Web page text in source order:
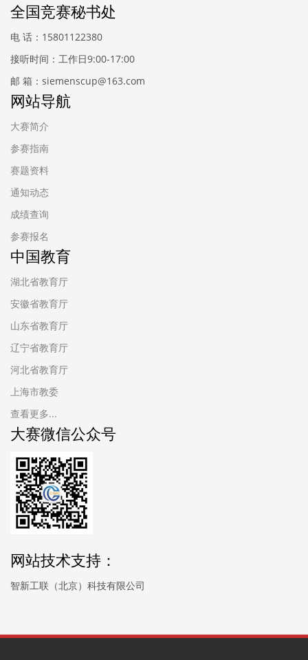
全国竞赛秘书处
电 话：15801122380
接听时间：工作日9:00-17:00
邮 箱：siemenscup@163.com
网站导航
大赛简介
参赛指南
赛题资料
通知动态
成绩查询
参赛报名
中国教育
湖北省教育厅
安徽省教育厅
山东省教育厅
辽宁省教育厅
河北省教育厅
上海市教委
查看更多...
大赛微信公众号
网站技术支持：
智新工联（北京）科技有限公司